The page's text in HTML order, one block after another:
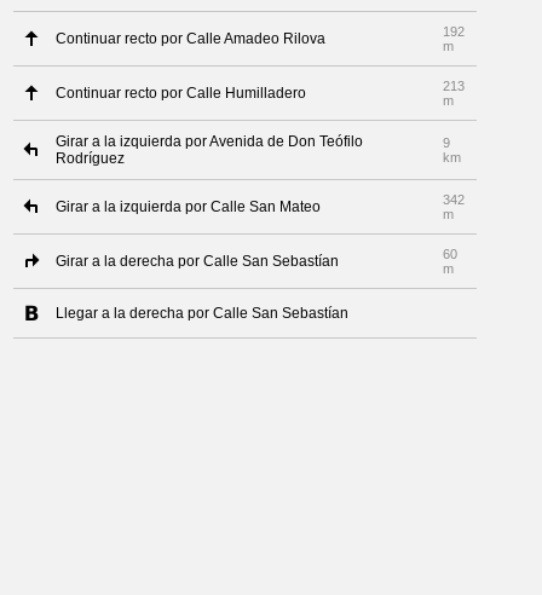
Continuar recto por Calle Amadeo Rilova
192
m
Continuar recto por Calle Humilladero
213
m
Girar a la izquierda por Avenida de Don Teófilo
Rodríguez
9
km
Girar a la izquierda por Calle San Mateo
342
m
Girar a la derecha por Calle San Sebastían
60
m
Llegar a la derecha por Calle San Sebastían